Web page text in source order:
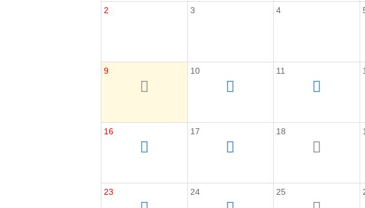
2 3 4
9 10 11
16 17 18
23 24 25